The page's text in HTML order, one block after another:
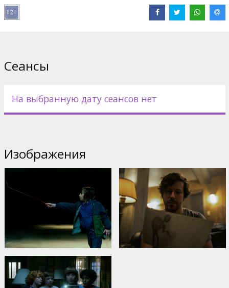
Pежиссер :
В ролях:
John Gallagher Jr.
Сеансы
На выбранную дату сеансов нет
Изображения